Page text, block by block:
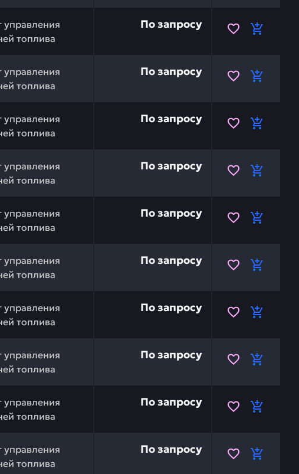
управления
топлива
176-43-43560 — это инвестиция в
По запросу
управления
топлива
KOMATSU 176-43-43540 — это инвестиция в
По запросу
управления
топлива
175-43-34314 — это инвестиция в бесперебойную
По запросу
управления
топлива
175-43-34452 — это инвестиция в
По запросу
управления
топлива
KOMATSU 176-43-43660 — это инвестиция в
По запросу
управления
топлива
04245-41088 — это инвестиция в бесперебойную
По запросу
управления
топлива
04245-41037 — это инвестиция в бесперебойную
По запросу
управления
топлива
вставка) KOMATSU 175-43-54230 — это
По запросу
управления
топлива
KOMATSU 154-43-44610 — это инвестиция в
По запросу
управления
топлива
KOMATSU 195-43-43190 — это инвестиция в
По запросу